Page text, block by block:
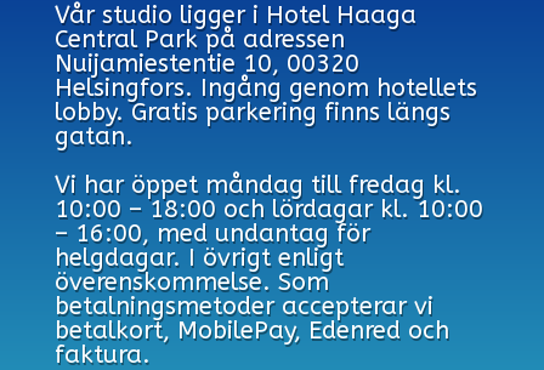
Vår studio ligger i Hotel Haaga
Central Park på adressen
Nuijamiestentie 10, 00320
Helsingfors. Ingång genom hotellets
lobby. Gratis parkering finns längs
gatan.
Vi har öppet måndag till fredag kl.
10:00 – 18:00 och lördagar kl. 10:00
– 16:00, med undantag för
helgdagar. I övrigt enligt
överenskommelse. Som
betalningsmetoder accepterar vi
betalkort, MobilePay, Edenred och
faktura.